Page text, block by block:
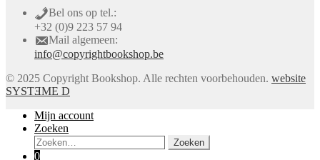
Bel ons op tel.:
+32 (0)9 223 57 94
Mail algemeen:
info@copyrightbookshop.be
© 2025 Copyright Bookshop. Alle rechten voorbehouden. website
SYSTƎME D
Mijn account
Zoeken
Zoeken
naar:
Zoeken
0